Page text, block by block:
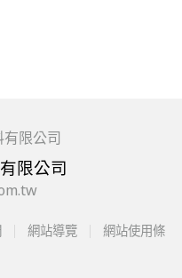
限公司
網站導覽
網站使用條